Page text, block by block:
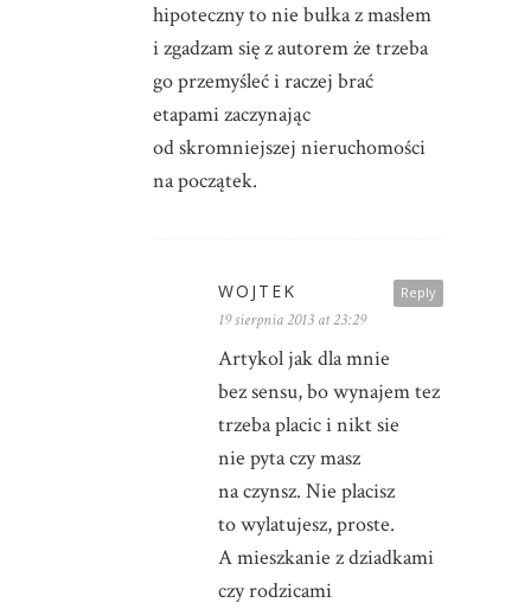
hipoteczny to nie bułka z masłem
i zgadzam się z autorem że trzeba
go przemyśleć i raczej brać
etapami zaczynając
od skromniejszej nieruchomości
na początek.
Reply
WOJTEK
19 sierpnia 2013 at 23:29
Artykol jak dla mnie
bez sensu, bo wynajem tez
trzeba placic i nikt sie
nie pyta czy masz
na czynsz. Nie placisz
to wylatujesz, proste.
A mieszkanie z dziadkami
czy rodzicami